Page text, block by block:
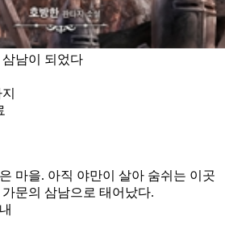
남이 되었다
마을. 아직 야만이 살아 숨쉬는 이곳
문의 삼남으로 태어났다.